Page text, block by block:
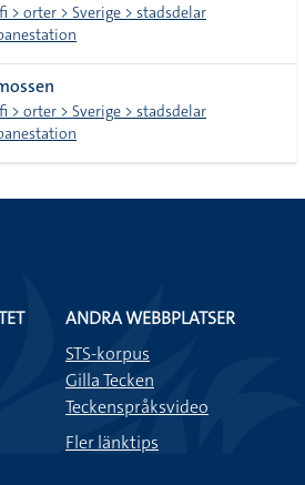
> orter > Sverige > stadsdelar
> orter > Sverige > stadsdelar
ANDRA WEBBPLATSER
STS-korpus
Gilla Tecken
Teckenspråksvideo
Fler länktips